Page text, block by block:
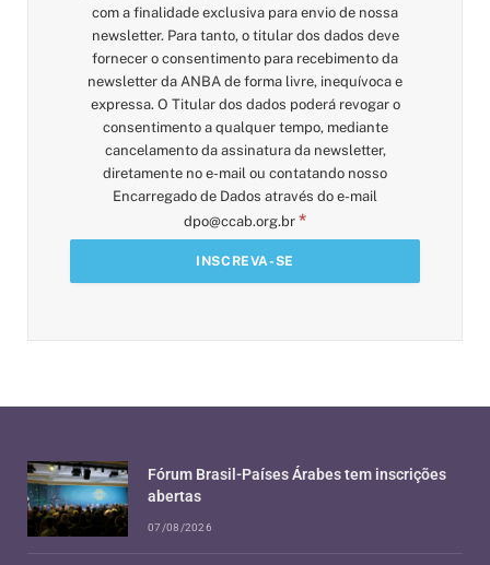
com a finalidade exclusiva para envio de nossa
newsletter. Para tanto, o titular dos dados deve
fornecer o consentimento para recebimento da
newsletter da ANBA de forma livre, inequívoca e
expressa. O Titular dos dados poderá revogar o
consentimento a qualquer tempo, mediante
cancelamento da assinatura da newsletter,
diretamente no e-mail ou contatando nosso
Encarregado de Dados através do e-mail
dpo@ccab.org.br *
Fórum Brasil-Países Árabes tem inscrições
abertas
07/08/2026